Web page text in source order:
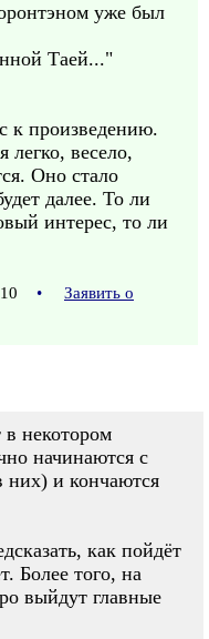
уже был
Таей..."
к произведению.
легко, весело,
Оно стало
далее. То ли
интерес, то ли
•
Заявить о
в некотором
начинаются с
них) и кончаются
как пойдёт
Более того, на
выйдут главные